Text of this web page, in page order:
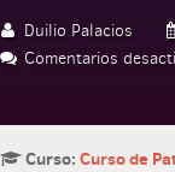
Duilio Palacios
Comentarios
Curso:Curso de